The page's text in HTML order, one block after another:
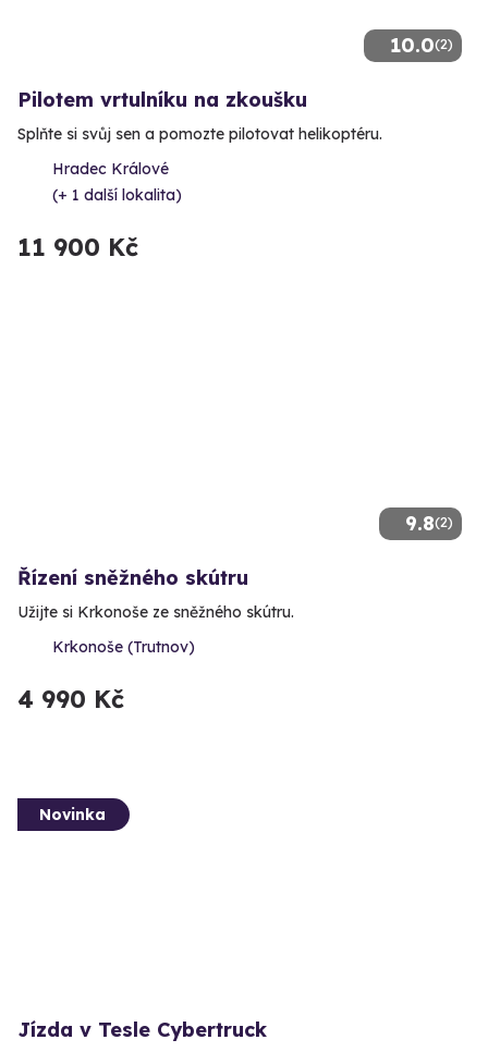
10.0(2)
Pilotem vrtulníku na zkoušku
Splňte si svůj sen a pomozte pilotovat helikoptéru.
Hradec Králové
(+ 1 další lokalita)
11 900 Kč
9.8(2)
Řízení sněžného skútru
Užijte si Krkonoše ze sněžného skútru.
Krkonoše (Trutnov)
4 990 Kč
Novinka
Jízda v Tesle Cybertruck